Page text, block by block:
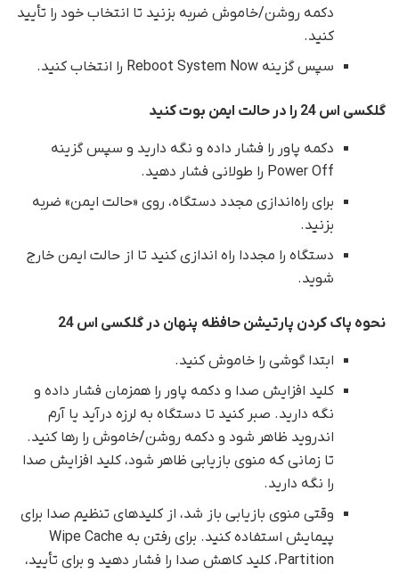
دکمه روشن/خاموش ضربه بزنید تا انتخاب خود را تأیید
کنید.
سپس گزینه Reboot System Now را انتخاب کنید.
گلکسی اس 24 را در حالت ایمن بوت کنید
دکمه پاور را فشار داده و نگه دارید و سپس گزینه
Power Off را طولانی فشار دهید.
برای راه‌اندازی مجدد دستگاه، روی «حالت ایمن» ضربه
بزنید.
دستگاه را مجددا راه اندازی کنید تا از حالت ایمن خارج
شوید.
نحوه پاک کردن پارتیشن حافظه پنهان در گلکسی اس 24
ابتدا گوشی را خاموش کنید.
کلید افزایش صدا و دکمه پاور را همزمان فشار داده و
نگه دارید. صبر کنید تا دستگاه به لرزه درآید یا آرم
اندروید ظاهر شود و دکمه روشن/خاموش را رها کنید.
تا زمانی که منوی بازیابی ظاهر شود، کلید افزایش صدا
را نگه دارید.
وقتی منوی بازیابی باز شد، از کلیدهای تنظیم صدا برای
پیمایش استفاده کنید. برای رفتن به Wipe Cache
Partition، کلید کاهش صدا را فشار دهید و برای تأیید،